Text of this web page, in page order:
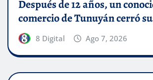
Después de 12 años, un
comercio de Tunuyán cerró
8 Digital Ago 7, 2026